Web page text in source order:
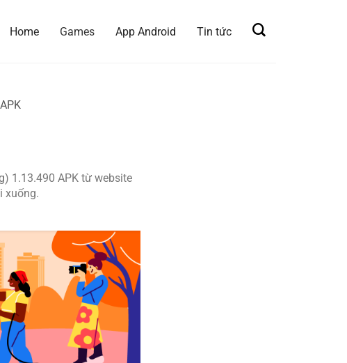
Home Games App Android Tin tức
1.13.490 APK từ website
xuống.